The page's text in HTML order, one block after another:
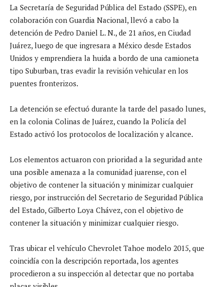
La Secretaría de Seguridad Pública del Estado (SSPE), en
colaboración con Guardia Nacional, llevó a cabo la
detención de Pedro Daniel L. N., de 21 años, en Ciudad
Juárez, luego de que ingresara a México desde Estados
Unidos y emprendiera la huida a bordo de una camioneta
tipo Suburban, tras evadir la revisión vehicular en los
puentes fronterizos.
La detención se efectuó durante la tarde del pasado lunes,
en la colonia Colinas de Juárez, cuando la Policía del
Estado activó los protocolos de localización y alcance.
Los elementos actuaron con prioridad a la seguridad ante
una posible amenaza a la comunidad juarense, con el
objetivo de contener la situación y minimizar cualquier
riesgo, por instrucción del Secretario de Seguridad Pública
del Estado, Gilberto Loya Chávez, con el objetivo de
contener la situación y minimizar cualquier riesgo.
Tras ubicar el vehículo Chevrolet Tahoe modelo 2015, que
coincidía con la descripción reportada, los agentes
procedieron a su inspección al detectar que no portaba